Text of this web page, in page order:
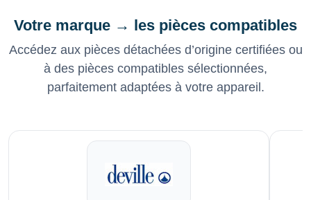
Votre marque → les pièces compatibles
Accédez aux pièces détachées d’origine certifiées ou
à des pièces compatibles sélectionnées,
parfaitement adaptées à votre appareil.